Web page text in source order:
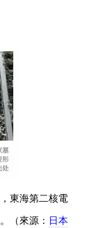
東海第二核電
（來源： 日本